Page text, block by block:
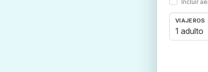
Incluir
VIAJEROS
1 adulto